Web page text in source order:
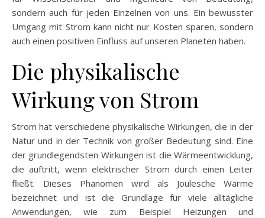
sondern auch für jeden Einzelnen von uns. Ein bewusster
Umgang mit Strom kann nicht nur Kosten sparen, sondern
auch einen positiven Einfluss auf unseren Planeten haben.
Die physikalische
Wirkung von Strom
Strom hat verschiedene physikalische Wirkungen, die in der
Natur und in der Technik von großer Bedeutung sind. Eine
der grundlegendsten Wirkungen ist die Wärmeentwicklung,
die auftritt, wenn elektrischer Strom durch einen Leiter
fließt. Dieses Phänomen wird als Joulesche Wärme
bezeichnet und ist die Grundlage für viele alltägliche
Anwendungen, wie zum Beispiel Heizungen und